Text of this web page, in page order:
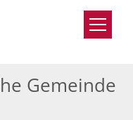
Gemeinde